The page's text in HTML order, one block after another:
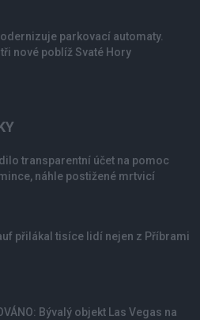
parkovací automaty.
nové poblíž Svaté Hory
transparentní účet na pomoc
náhle postižené mrtvicí
přilákal tisíce lidí nejen z Příbrami
Bývalý objekt Las Vegas na